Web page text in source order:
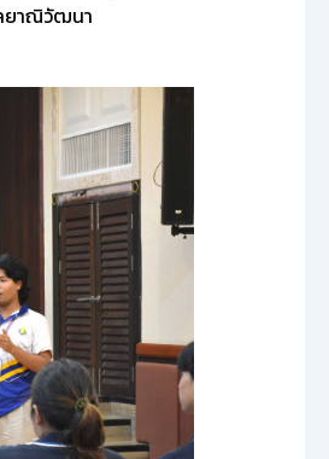
ยาณิวัฒนา